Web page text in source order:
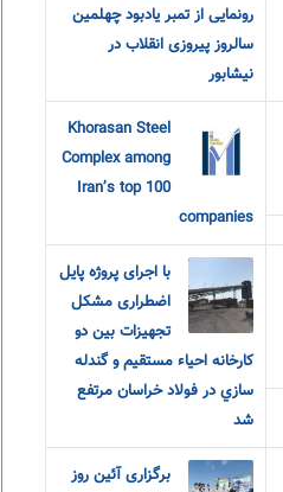
رونمایی از تمبر یادبود چهلمین
سالروز پیروزی انقلاب در
نیشابور
Khorasan Steel
Complex among
Iran’s top 100
companies
با اجرای پروژه پایل
اضطراری مشکل
تجهيزات بين دو
كارخانه احياء مستقيم و گندله
سازي در فولاد خراسان مرتفع
شد
برگزاری آئین روز